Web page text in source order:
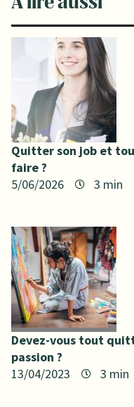
Quitter son job et
faire ?
5/06/2026
Devez-vous tout
passion ?
13/04/2023